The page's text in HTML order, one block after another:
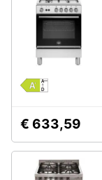
€ 633,59